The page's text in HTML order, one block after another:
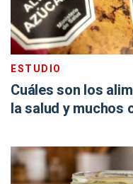
ESTUDIO
Cuáles son los
la salud y muchos